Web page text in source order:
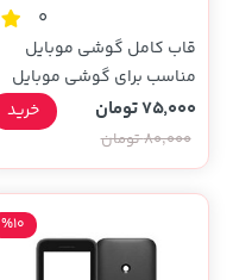
0
قاب کامل گوشی موبایل
مناسب برای گوشی موبایل
نوکیا مدل 105 (2017)
75,000 تومان
80,000 تومان
خرید
%10